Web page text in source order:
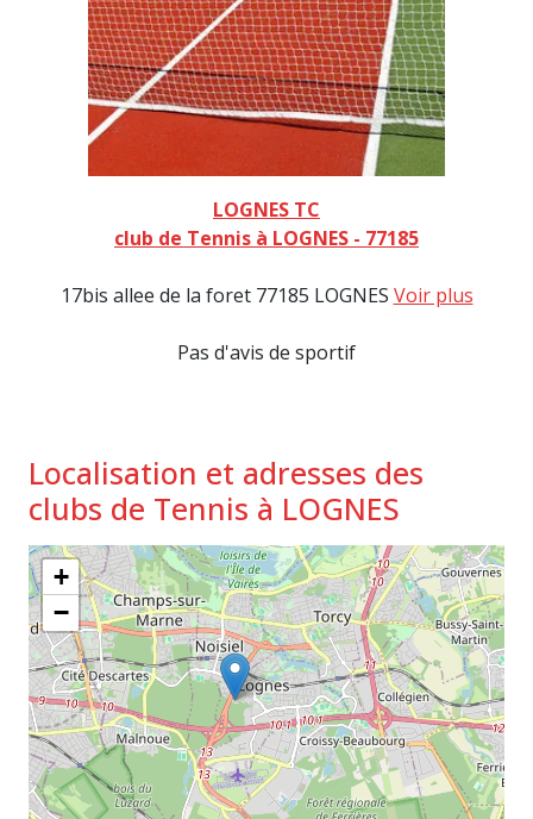
LOGNES TC
club de Tennis à LOGNES - 77185
17bis allee de la foret 77185 LOGNES Voir plus
Pas d'avis de sportif
Localisation et adresses des
clubs de Tennis à LOGNES
+
−